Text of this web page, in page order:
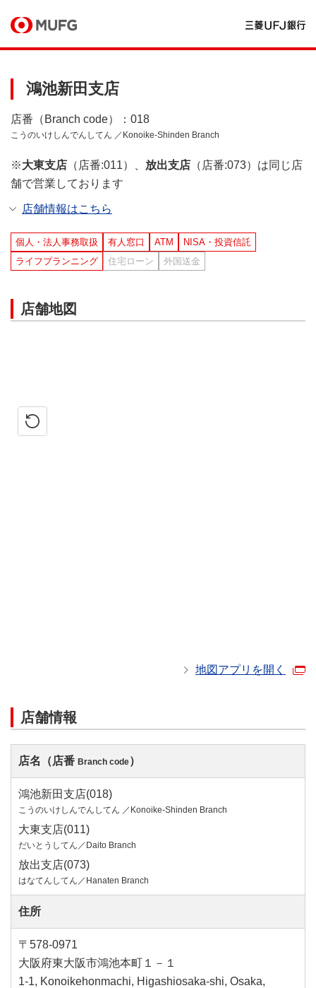
鴻池新田支店
店番（Branch code）：018
こうのいけしんでんしてん ／Konoike-Shinden Branch
※大東支店 （店番:011）、 放出支店 （店番:073）は同じ店
舗で営業しております
店舗情報はこちら
個人・法人事務取扱 有人窓口 ATM
NISA・投資信託
ライフプランニング
住宅ローン 外国送金
店舗地図
地図アプリを開く
店舗情報
店名（店番 Branch code）
鴻池新田支店(018)
こうのいけしんでんしてん ／Konoike-Shinden Branch
大東支店(011)
だいとうしてん／Daito Branch
放出支店(073)
はなてんしてん／Hanaten Branch
住所
〒578-0971
大阪府東大阪市鴻池本町１－１
1-1, Konoikehonmachi, Higashiosaka-shi, Osaka,